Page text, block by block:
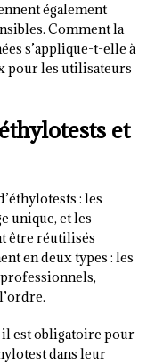
également
Comment la
s’applique-t-elle à
pour les utilisateurs
et
: les
unique, et les
être réutilisés
en deux types : les
il est obligatoire pour
dans leur